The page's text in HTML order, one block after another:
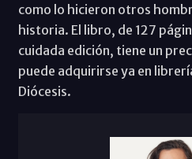
como lo hicieron otros
historia. El libro, de 127
cuidada edición, tiene un
puede adquirirse ya en
Diócesis.